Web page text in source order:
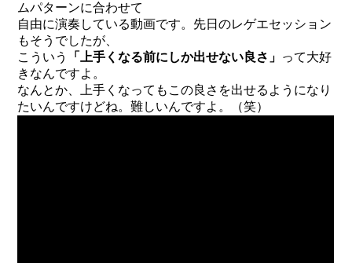
ムパターンに合わせて
自由に演奏している動画です。先日のレゲエセッション
もそうでしたが、
こういう
「上手くなる前にしか出せない良さ」 って大好
きなんですよ。
なんとか、上手くなってもこの良さを出せるようになり
たいんですけどね。難しいんですよ。（笑）